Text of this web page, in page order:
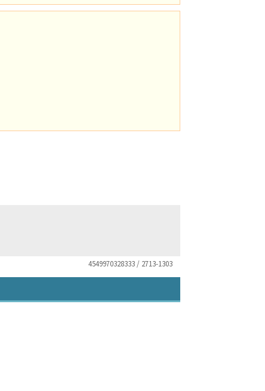
4549970328333 / 2713-1303